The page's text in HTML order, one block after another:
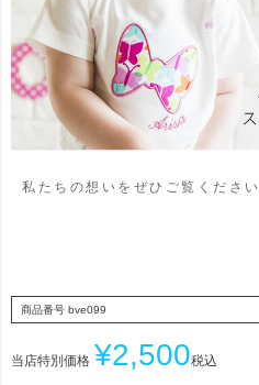
私たちの想いをぜひご覧ください
商品番号 bve099
当店特別価格 ¥2,500税込